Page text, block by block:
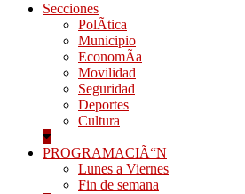
Secciones
PolÃ­tica
Municipio
EconomÃ­a
Movilidad
Seguridad
Deportes
Cultura
PROGRAMACIÃ“N
Lunes a Viernes
Fin de semana